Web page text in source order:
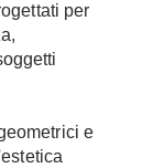
per
e